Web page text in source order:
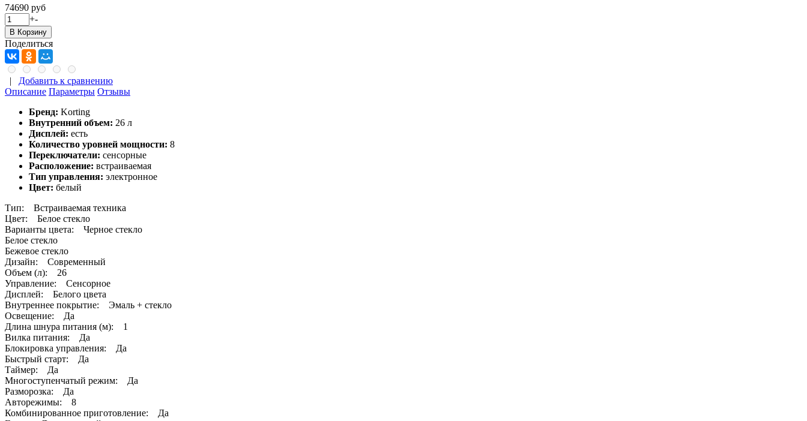
74690 руб
+-
Поделиться
| Добавить к сравнению
Описание Параметры Отзывы
Бренд: Korting
Внутренний объем: 26 л
Дисплей: есть
Количество уровней мощности: 8
Переключатели: сенсорные
Расположение: встраиваемая
Тип управления: электронное
Цвет: белый
Тип: Встраиваемая техника
Цвет: Белое стекло
Варианты цвета: Черное стекло
Белое стекло
Бежевое стекло
Дизайн: Современный
Объем (л): 26
Управление: Сенсорное
Дисплей: Белого цвета
Внутреннее покрытие: Эмаль + стекло
Освещение: Да
Длина шнура питания (м): 1
Вилка питания: Да
Блокировка управления: Да
Быстрый старт: Да
Таймер: Да
Многоступенчатый режим: Да
Разморозка: Да
Авторежимы: 8
Комбинированное приготовление: Да